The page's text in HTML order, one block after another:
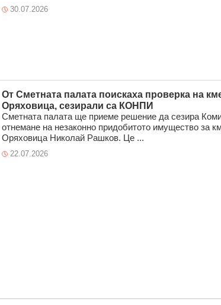
30.07.2026
От Сметната палата поискаха проверка на
Оряховица, сезирали са КОНПИ
Сметната палата ще приеме решение да сезира
отнемане на незаконно придобитото имущество за
Оряховица Николай Рашков. Це ...
22.07.2026